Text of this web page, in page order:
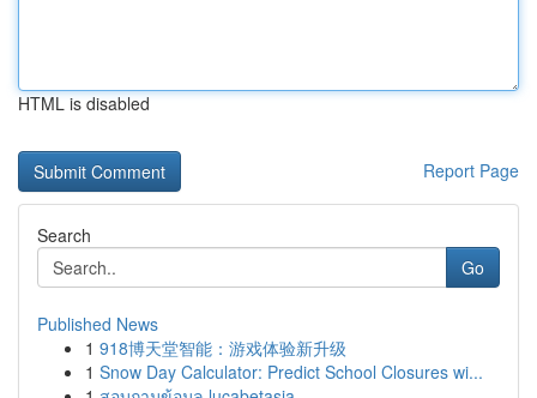
HTML is disabled
Report Page
Search
Go
Published News
1 918博天堂智能：游戏体验新升级
1 Snow Day Calculator: Predict School Closures wi...